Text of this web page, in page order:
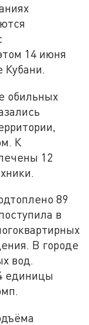
14 июня
Кубани.
обильных
К
12
89
в
В городе
вод.
единицы